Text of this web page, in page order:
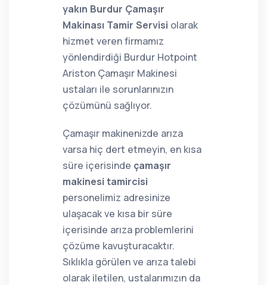
yakın Burdur Çamaşır
Makinası Tamir Servisi olarak
hizmet veren firmamız
yönlendirdiği Burdur Hotpoint
Ariston Çamaşır Makinesi
ustaları ile sorunlarınızın
çözümünü sağlıyor.
Çamaşır makinenizde arıza
varsa hiç dert etmeyin, en kısa
süre içerisinde çamaşır
makinesi tamircisi
personelimiz adresinize
ulaşacak ve kısa bir süre
içerisinde arıza problemlerini
çözüme kavuşturacaktır.
Sıklıkla görülen ve arıza talebi
olarak iletilen, ustalarımızın da